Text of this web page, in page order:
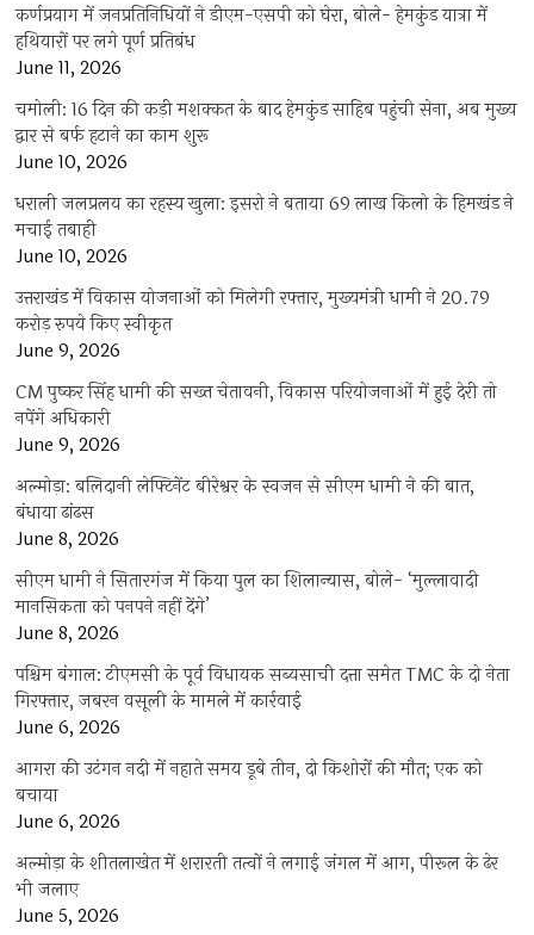
कर्णप्रयाग में जनप्रतिनिधियों ने डीएम-एसपी को घेरा, बोले- हेमकुंड यात्रा में
हथियारों पर लगे पूर्ण प्रतिबंध
June 11, 2026
चमोली: 16 दिन की कड़ी मशक्कत के बाद हेमकुंड साहिब पहुंची सेना, अब मुख्य
द्वार से बर्फ हटाने का काम शुरू
June 10, 2026
धराली जलप्रलय का रहस्य खुला: इसरो ने बताया 69 लाख किलो के हिमखंड ने
मचाई तबाही
June 10, 2026
उत्तराखंड में विकास योजनाओं को मिलेगी रफ्तार, मुख्यमंत्री धामी ने 20.79
करोड़ रुपये किए स्वीकृत
June 9, 2026
CM पुष्कर सिंह धामी की सख्त चेतावनी, विकास परियोजनाओं में हुई देरी तो
नपेंगे अधिकारी
June 9, 2026
अल्मोड़ा: बलिदानी लेफ्टिनेंट बीरेश्वर के स्वजन से सीएम धामी ने की बात,
बंधाया ढांढस
June 8, 2026
सीएम धामी ने सितारगंज में किया पुल का शिलान्यास, बोले- ‘मुल्लावादी
मानसिकता को पनपने नहीं देंगे’
June 8, 2026
पश्चिम बंगाल: टीएमसी के पूर्व विधायक सब्यसाची दत्ता समेत TMC के दो नेता
गिरफ्तार, जबरन वसूली के मामले में कार्रवाई
June 6, 2026
आगरा की उटंगन नदी में नहाते समय डूबे तीन, दो किशोरों की मौत; एक को
बचाया
June 6, 2026
अल्मोड़ा के शीतलाखेत में शरारती तत्वों ने लगाई जंगल में आग, पीरूल के ढेर
भी जलाए
June 5, 2026